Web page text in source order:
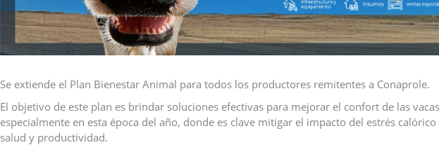
Se extiende el Plan Bienestar Animal para todos los productores remitentes a Conaprole.
El objetivo de este plan es brindar soluciones efectivas para mejorar el confort de las
especialmente en esta época del año, donde es clave mitigar el impacto del estrés
salud y productividad.